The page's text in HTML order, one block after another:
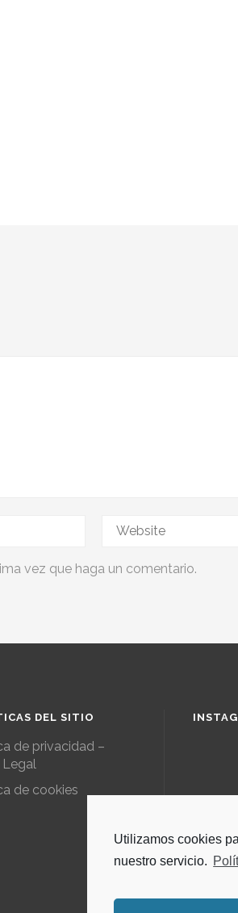
Utilizamos cookies
nuestro servicio.
vez que haga un comentario.
DEL SITIO
de privacidad –
Legal
de cookies